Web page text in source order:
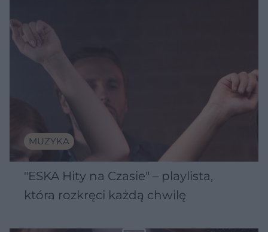
MUZYKA
"ESKA Hity na Czasie" – playlista,
która rozkręci każdą chwilę